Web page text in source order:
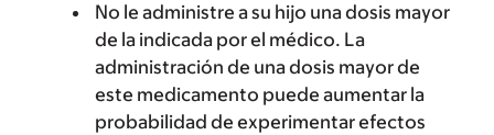
No le administre a su hijo una dosis mayor
de la indicada por el médico. La
administración de una dosis mayor de
este medicamento puede aumentar la
probabilidad de experimentar efectos